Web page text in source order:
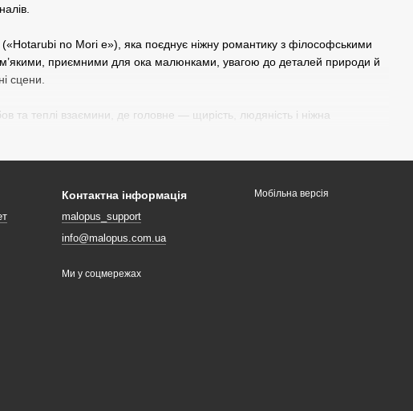
(«Hotarubi no Mori e»), яка поєднує ніжну романтику з філософськими
м’якими, приємними для ока малюнками, увагою до деталей природи й
сцени.
та теплі взаємини, де головне — щирість, людяність і ніжна
Контактна інформація
malopus_support
info@malopus.com.ua
Ми у соцмережах
Мобільна версія